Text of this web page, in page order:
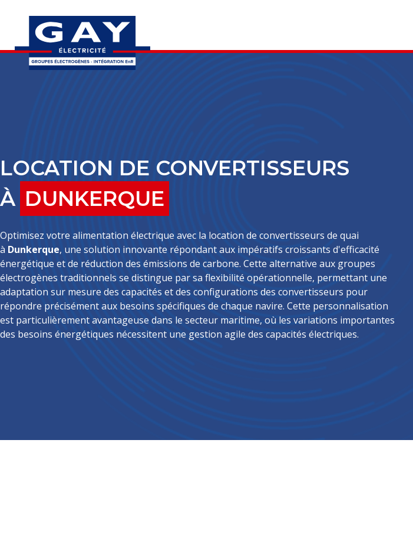
LOCATION DE CONVERTISSEURS
À DUNKERQUE
Optimisez votre alimentation électrique avec la location de convertisseurs de quai
à Dunkerque, une solution innovante répondant aux impératifs croissants d'efficacité
énergétique et de réduction des émissions de carbone. Cette alternative aux groupes
électrogènes traditionnels se distingue par sa flexibilité opérationnelle, permettant une
adaptation sur mesure des capacités et des configurations des convertisseurs pour
répondre précisément aux besoins spécifiques de chaque navire. Cette personnalisation
est particulièrement avantageuse dans le secteur maritime, où les variations importantes
des besoins énergétiques nécessitent une gestion agile des capacités électriques.